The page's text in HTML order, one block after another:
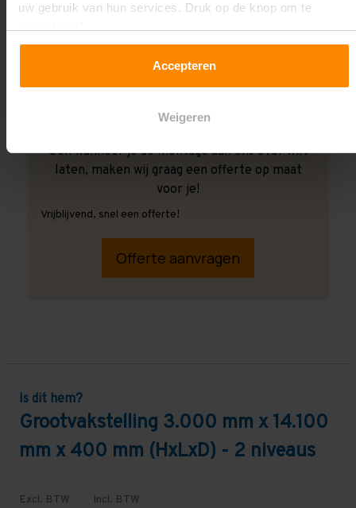
uw gebruik van hun services. Druk op de knop om te
Accepteren
Weigeren
Ook wanneer je de montage aan ons over wilt
laten, maken wij graag een offerte op maat
voor je!
Vrijblijvend, snel een offerte!
Offerte aanvragen
Is dit hem?
Grootvakstelling 3.000 mm x 14.100
mm x 400 mm (HxLxD) - 2 niveaus
Excl. BTW Incl. BTW